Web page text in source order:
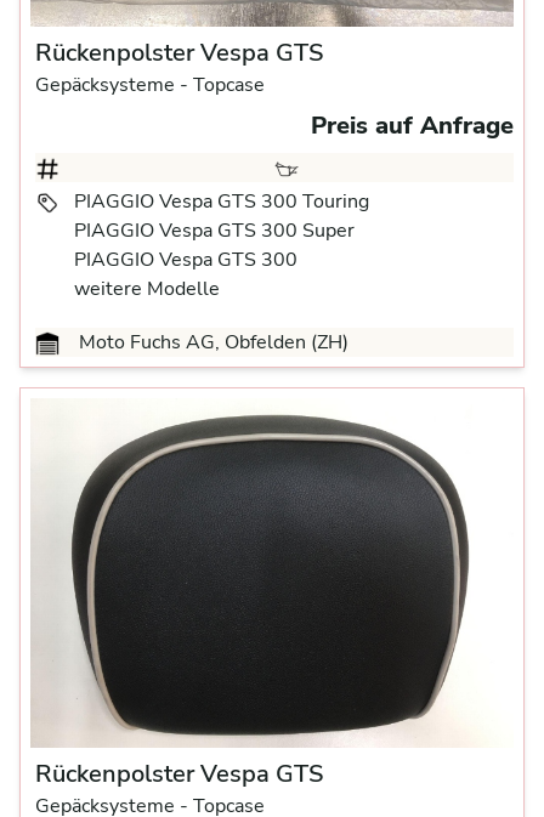
Rückenpolster Vespa GTS
Gepäcksysteme - Topcase
Preis auf Anfrage
PIAGGIO Vespa GTS 300 Touring
PIAGGIO Vespa GTS 300 Super
PIAGGIO Vespa GTS 300
weitere Modelle
Moto Fuchs AG, Obfelden (ZH)
Rückenpolster Vespa GTS
Gepäcksysteme - Topcase